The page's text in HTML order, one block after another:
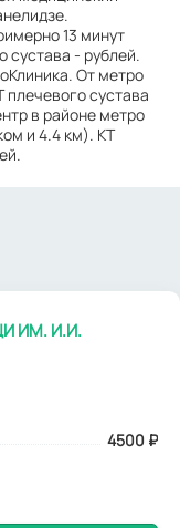
13 минут
сустава - рублей.
От метро
сустава
в районе метро
и 4.4 км). КТ
ИМ. И.И.
4500 ₽